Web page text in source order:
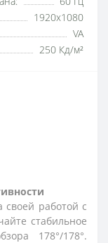
1920x1080
VA
250 Кд/м²
работой с
стабильное
178°/178°.